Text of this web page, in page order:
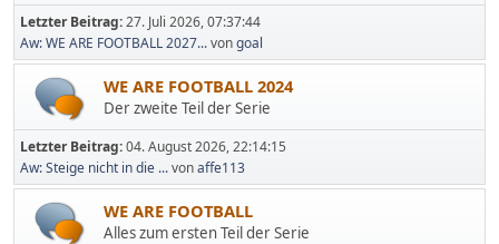
Letzter Beitrag:27. Juli 2026, 07:37:44
Aw: WE ARE FOOTBALL 2027...vongoal
WE ARE FOOTBALL 2024
Der zweite Teil der Serie
Letzter Beitrag:04. August 2026, 22:14:15
Aw: Steige nicht in die ...vonaffe113
WE ARE FOOTBALL
Alles zum ersten Teil der Serie